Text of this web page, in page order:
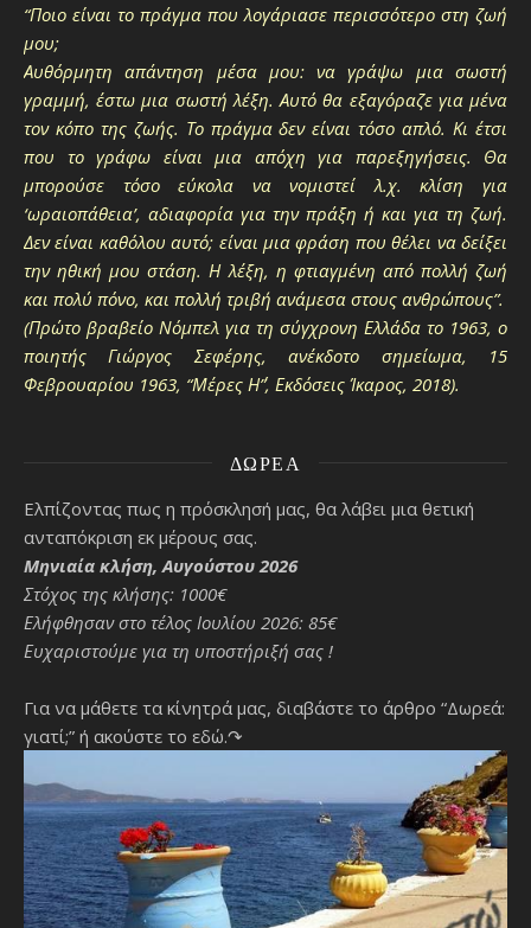
“Ποιο είναι το πράγμα που λογάριασε περισσότερο στη ζωή
μου;
Αυθόρμητη απάντηση μέσα μου: να γράψω μια σωστή
γραμμή, έστω μια σωστή λέξη. Αυτό θα εξαγόραζε για μένα
τον κόπο της ζωής. Το πράγμα δεν είναι τόσο απλό. Κι έτσι
που το γράφω είναι μια απόχη για παρεξηγήσεις. Θα
μπορούσε τόσο εύκολα να νομιστεί λ.χ. κλίση για
‘ωραιοπάθεια’, αδιαφορία για την πράξη ή και για τη ζωή.
Δεν είναι καθόλου αυτό; είναι μια φράση που θέλει να δείξει
την ηθική μου στάση. Η λέξη, η φτιαγμένη από πολλή ζωή
και πολύ πόνο, και πολλή τριβή ανάμεσα στους ανθρώπους”.
(Πρώτο βραβείο Νόμπελ για τη σύγχρονη Ελλάδα το 1963, ο
ποιητής Γιώργος Σεφέρης, ανέκδοτο σημείωμα, 15
Φεβρουαρίου 1963, “Μέρες Η΄”, Εκδόσεις Ίκαρος, 2018).
ΔΩΡΕΆ
Ελπίζοντας πως η πρόσκλησή μας, θα λάβει μια θετική
ανταπόκριση εκ μέρους σας.
Μηνιαία κλήση, Αυγούστου 2026
Στόχος της κλήσης: 1000€
Ελήφθησαν στο τέλος Ιουλίου 2026: 85€
Ευχαριστούμε για τη υποστήριξή σας !
Για να μάθετε τα κίνητρά μας, διαβάστε το άρθρο “Δωρεά:
γιατί;” ή ακούστε το εδώ.↷